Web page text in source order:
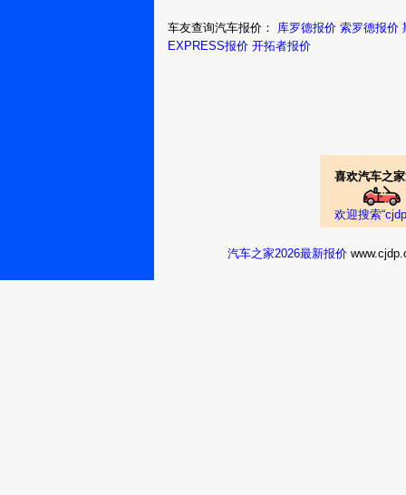
车友查询汽车报价： 库罗德报价 索罗德报价
EXPRESS报价 开拓者报价
喜欢汽车之
欢迎搜索
汽车之家2026最新报价